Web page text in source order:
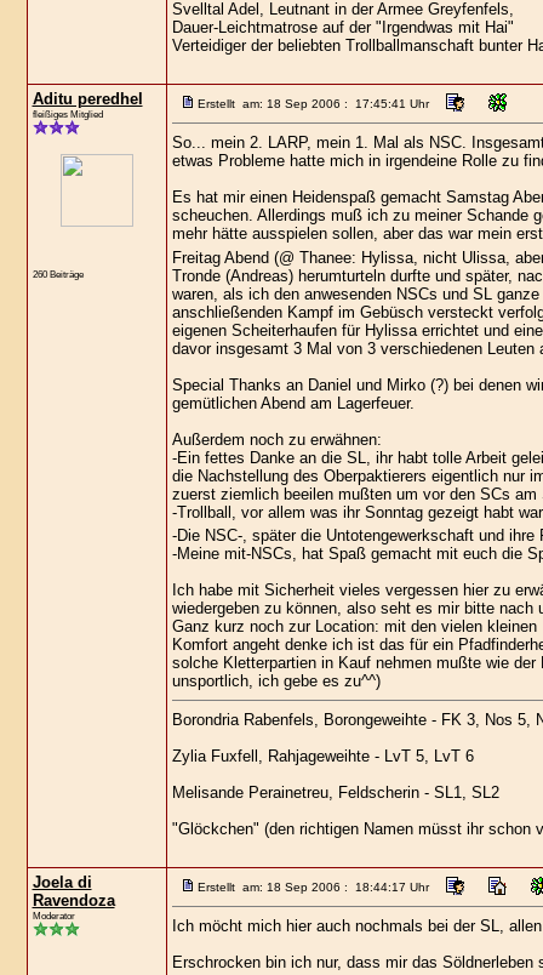
Svelltal Adel, Leutnant in der Armee Greyfenfels,
Dauer-Leichtmatrose auf der "Irgendwas mit Hai"
Verteidiger der beliebten Trollballmanschaft bunter
Aditu peredhel
fleißiges Mitglied
260 Beiträge
Erstellt am: 18 Sep 2006 : 17:45:41 Uhr
So... mein 2. LARP, mein 1. Mal als NSC.
etwas Probleme hatte mich in irgendeine Rolle zu
Es hat mir einen Heidenspaß gemacht Samstag
scheuchen. Allerdings muß ich zu meiner Schande
mehr hätte ausspielen sollen, aber das war mein
Freitag Abend (@ Thanee: Hylissa, nicht Ulissa,
Tronde (Andreas) herumturteln durfte und später,
waren, als ich den anwesenden NSCs und SL
anschließenden Kampf im Gebüsch versteckt
eigenen Scheiterhaufen für Hylissa errichtet und
davor insgesamt 3 Mal von 3 verschiedenen
Special Thanks an Daniel und Mirko (?) bei denen
gemütlichen Abend am Lagerfeuer.
Außerdem noch zu erwähnen:
-Ein fettes Danke an die SL, ihr habt tolle Arbeit
die Nachstellung des Oberpaktierers eigentlich nur
zuerst ziemlich beeilen mußten um vor den SCs am
-Trollball, vor allem was ihr Sonntag gezeigt habt
-Die NSC-, später die Untotengewerkschaft und
-Meine mit-NSCs, hat Spaß gemacht mit euch die
Ich habe mit Sicherheit vieles vergessen hier zu
wiedergeben zu können, also seht es mir bitte
Ganz kurz noch zur Location: mit den vielen
Komfort angeht denke ich ist das für ein
solche Kletterpartien in Kauf nehmen mußte wie
unsportlich, ich gebe es zu^^)
Borondria Rabenfels, Borongeweihte - FK 3, Nos 5,
Zylia Fuxfell, Rahjageweihte - LvT 5, LvT 6
Melisande Perainetreu, Feldscherin - SL1, SL2
"Glöckchen" (den richtigen Namen müsst ihr schon
Joela di
Ravendoza
Moderator
Erstellt am: 18 Sep 2006 : 18:44:17 Uhr
Ich möcht mich hier auch nochmals bei der SL,
Erschrocken bin ich nur, dass mir das